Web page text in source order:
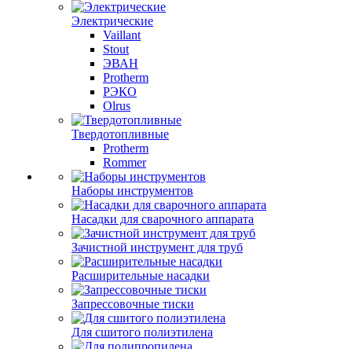
Электрические
Vaillant
Stout
ЭВАН
Protherm
РЭКО
Olrus
Твердотопливные
Protherm
Rommer
Наборы инструментов
Насадки для сварочного аппарата
Зачистной инструмент для труб
Расширительные насадки
Запрессовочные тиски
Для сшитого полиэтилена